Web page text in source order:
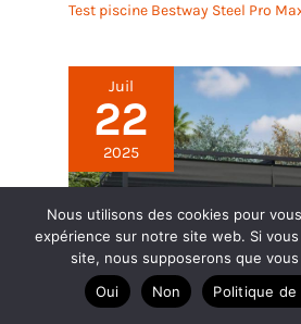
de 830 x
guider les
pendant la
La
d’une
aluminium
stable
carreaux
coupe.
Test piscine Bestway Steel Pro
Juil
22
2025
Nous utilisons des cookies pour
expérience sur notre site web. Si
site, nous supposerons que
Oui
Non Politique